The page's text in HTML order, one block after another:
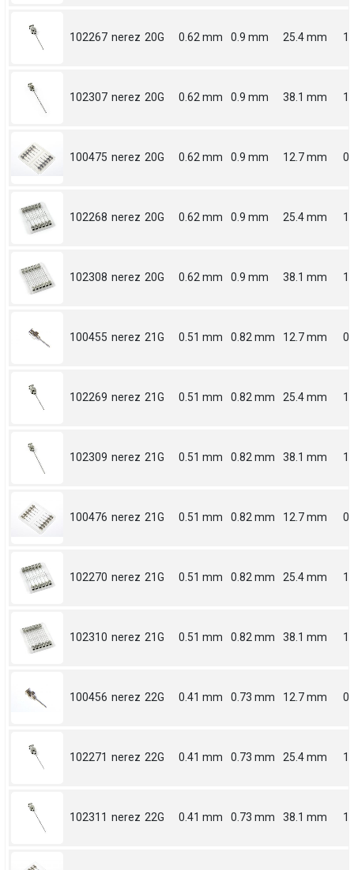
102267 nerez 20G 0.62 mm 0.9 mm 25.4 mm 1
102307 nerez 20G 0.62 mm 0.9 mm 38.1 mm
100475 nerez 20G 0.62 mm 0.9 mm 12.7 mm
102268 nerez 20G 0.62 mm 0.9 mm 25.4 mm 1
102308 nerez 20G 0.62 mm 0.9 mm 38.1 mm
100455 nerez 21G 0.51 mm 0.82 mm 12.7 mm
102269 nerez 21G 0.51 mm 0.82 mm 25.4 mm 1
102309 nerez 21G 0.51 mm 0.82 mm 38.1 mm
100476 nerez 21G 0.51 mm 0.82 mm 12.7 mm
102270 nerez 21G 0.51 mm 0.82 mm 25.4 mm 1
102310 nerez 21G 0.51 mm 0.82 mm 38.1 mm
100456 nerez 22G 0.41 mm 0.73 mm 12.7 mm
102271 nerez 22G 0.41 mm 0.73 mm 25.4 mm 1
102311 nerez 22G 0.41 mm 0.73 mm 38.1 mm